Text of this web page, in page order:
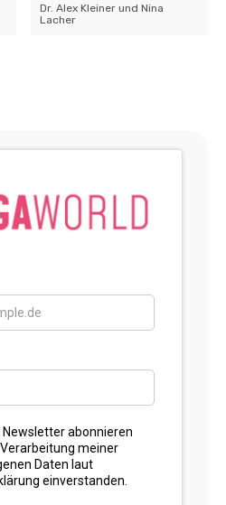
Dr. Alex Kleiner und Nina
Lacher